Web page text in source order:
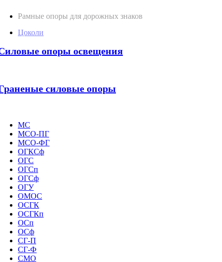
Рамные опоры для дорожных знаков
Цоколи
опоры освещения
силовые опоры
МС
МСО-ПГ
МСО-ФГ
ОГКСф
ОГС
ОГСп
ОГСф
ОГУ
ОМОС
ОСГК
ОСГКп
ОСп
ОСф
СГ-П
СГ-Ф
СМО